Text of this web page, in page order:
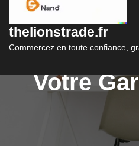
thelionstrade.fr
Commercez en toute confiance,
Votre